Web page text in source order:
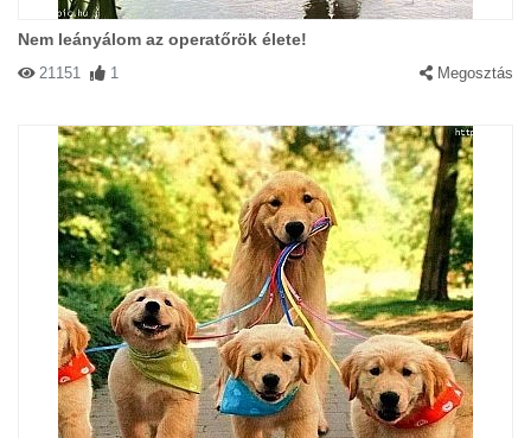
Nem leányálom az operatőrök élete!
21151 1 Megosztás